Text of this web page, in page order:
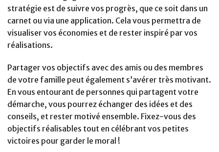
stratégie est de suivre vos progrès, que ce soit dans un
carnet ou via une application. Cela vous permettra de
visualiser vos économies et de rester inspiré par vos
réalisations.
Partager vos objectifs avec des amis ou des membres
de votre famille peut également s’avérer très motivant.
En vous entourant de personnes qui partagent votre
démarche, vous pourrez échanger des idées et des
conseils, et rester motivé ensemble. Fixez-vous des
objectifs réalisables tout en célébrant vos petites
victoires pour garder le moral !